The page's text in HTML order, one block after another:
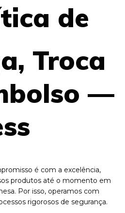
de
Troca
—
é com a excelência,
produtos até o momento em
Por isso, operamos com
rigorosos de segurança.